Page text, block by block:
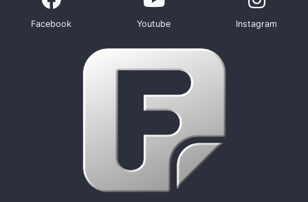
Facebook Youtube Instagram